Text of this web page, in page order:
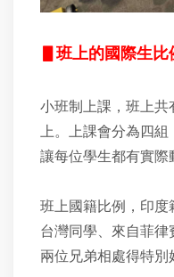
班上的國際生
小班制上課，班上共
上。上課會分為四
讓每位學生都有實際
班上國籍比例，印度
台灣同學、來自菲
兩位兄弟相處得特別